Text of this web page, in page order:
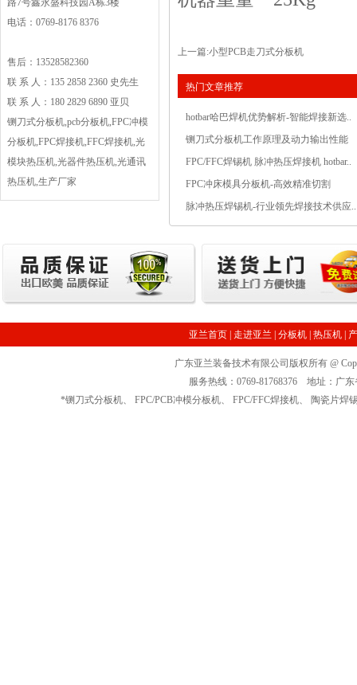
路7号鑫永盛科技园A栋3楼
电话：0769-8176 8376
售后：13528582360
联 系 人：135 2858 2360 史先生
联 系 人：180 2829 6890 亚贝
铡刀式分板机,pcb分板机,FPC冲模
分板机,FPC焊接机,FFC焊接机,光
模块热压机,光器件热压机,光通讯
热压机,生产厂家
上一篇:小型PCB走刀式分板机
热门文章推荐
hotbar哈巴焊机优势解析-智能焊接新选..
铡刀式分板机工作原理及动力输出性能
FPC/FFC焊锡机 脉冲热压焊接机 hotbar..
FPC冲床模具分板机-高效精准切割
脉冲热压焊锡机-行业领先焊接技术供应..
亚兰首页 走进亚兰 分板机 热压机
广东亚兰装备技术有限公司版权所有 @
服务热线：0769-81768376 地址：广
*铡刀式分板机、 FPC/PCB冲模分板机、 FPC/FFC焊接机、 陶瓷片焊